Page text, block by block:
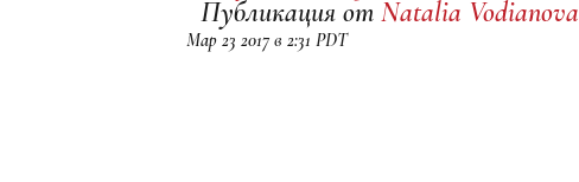
Публикация от Natalia Vodianova
Мар 23 2017 в 2:31 PDT